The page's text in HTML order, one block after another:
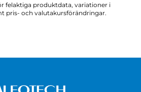
felaktiga produktdata, variationer i
pris- och valutakursförändringar.